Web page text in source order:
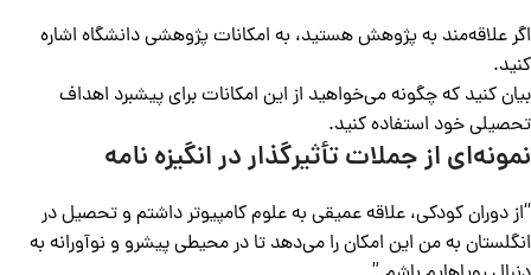
اگر علاقه‌مند به پژوهش هستید، به امکانات پژوهشی دانشگاه اشاره
کنید.
بیان کنید که چگونه می‌خواهید از این امکانات برای پیشبرد اهداف
تحصیلی خود استفاده کنید.
نمونه‌ای از جملات تأثیرگذار در انگیزه نامه
“از دوران کودکی، علاقه عمیقی به علوم کامپیوتر داشتم و تحصیل در
انگلستان به من این امکان را می‌دهد تا در محیطی پیشرو و نوآورانه به